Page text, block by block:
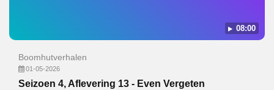
08:00
Boomhutverhalen
01-05-2026
Seizoen 4, Aflevering 13 - Even Vergeten